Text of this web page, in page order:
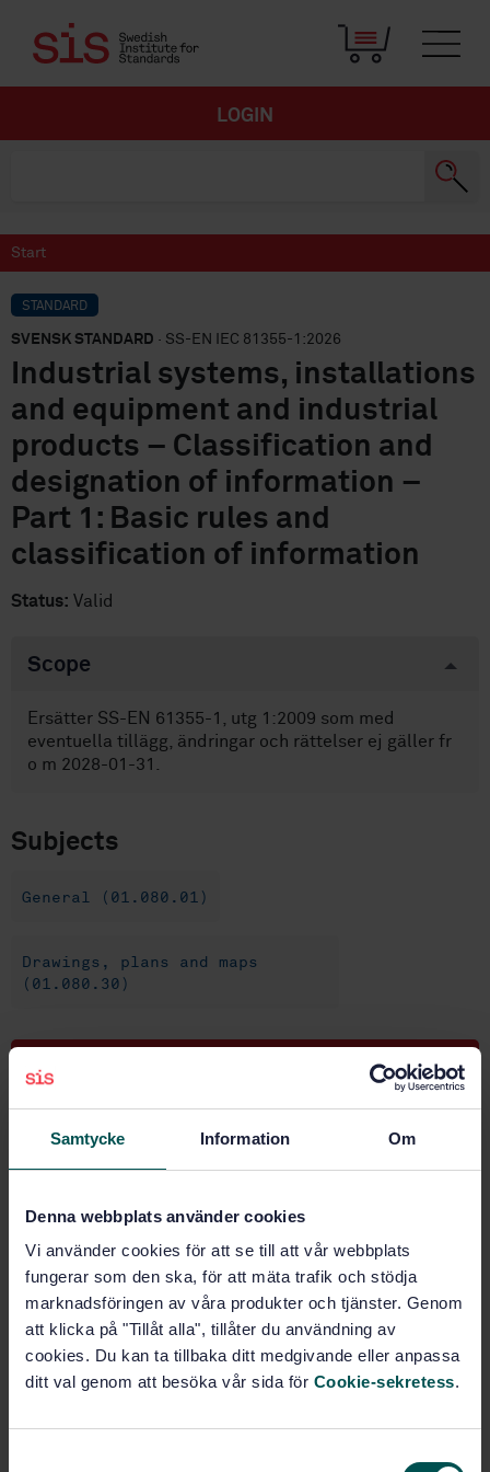
Samtycke Information Om
Denna webbplats använder cookies
Vi använder cookies för att se till att vår webbplats
fungerar som den ska, för att mäta trafik och stödja
marknadsföringen av våra produkter och tjänster. Genom
att klicka på "Tillåt alla", tillåter du användning av
cookies. Du kan ta tillbaka ditt medgivande eller anpassa
ditt val genom att besöka vår sida för Cookie-sekretess.
LOGIN
Start
STANDARD
SVENSK STANDARD · SS-EN IEC 81355-1:2026
Industrial systems, installations
and equipment and industrial
products – Classification and
designation of information –
Part 1: Basic rules and
classification of information
Status: Valid
Scope
Ersätter SS-EN 61355-1, utg 1:2009 som med
eventuella tillägg, ändringar och rättelser ej gäller fr
o m 2028-01-31.
Subjects
General (01.080.01)
Drawings, plans and maps
(01.080.30)
Buy this standard
of information – Part 1: Basic rules and classification
of information
Subscribe on standards - Read more
Price:1 333 SEK
Add to cart
Show more